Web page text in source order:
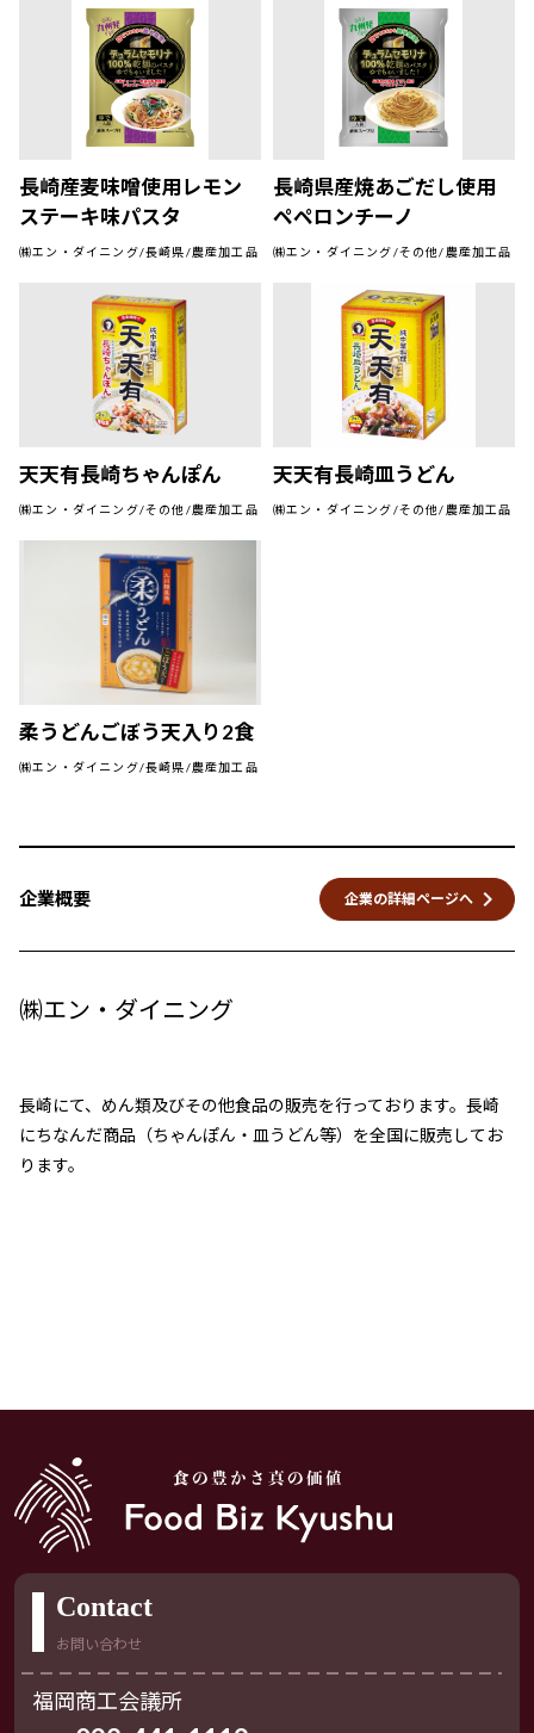
長崎産麦味噌使用レモン
ステーキ味パスタ
㈱エン・ダイニング/長崎県/農産加工品
長崎県産焼あごだし使用
ペペロンチーノ
㈱エン・ダイニング/その他/農産加工品
天天有長崎ちゃんぽん
㈱エン・ダイニング/その他/農産加工品
天天有長崎皿うどん
㈱エン・ダイニング/その他/農産加工品
柔うどんごぼう天入り2食
㈱エン・ダイニング/長崎県/農産加工品
企業概要 企業の詳細ページへ keyboard_arrow_right
㈱エン・ダイニング
長崎にて、めん類及びその他食品の販売を行っております。長崎
にちなんだ商品（ちゃんぽん・皿うどん等）を全国に販売してお
ります。
Contact
お問い合わせ
福岡商工会議所